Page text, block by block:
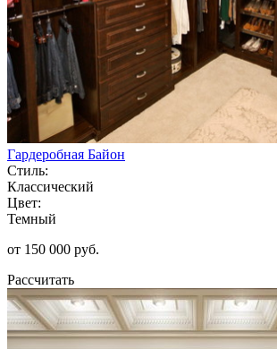
Гардеробная Байон
Стиль:
Классический
Цвет:
Темный
от 150 000 руб.
Рассчитать